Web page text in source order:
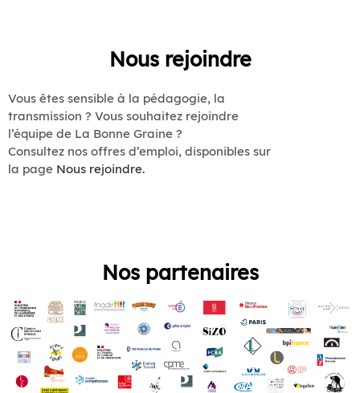
Nous rejoindre
Vous êtes sensible à la pédagogie, la
transmission ? Vous souhaitez rejoindre
l’équipe de La Bonne Graine ?
Consultez nos offres d’emploi, disponibles sur
la page Nous rejoindre.
Nos partenaires